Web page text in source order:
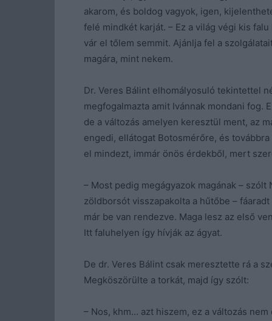
akarom, és boldog vagyok, igen,
felé mindkét karját. – Ez a világ végi kis
vár el tőlem semmit. Ajánlja fel a
magára, mint nekem.
Dr. Veres Bálint elhomályosuló tekintettel
megfogalmazta amit Ivánnak mondani fog.
de a változás amelyen keresztül ment, az
engedi, ellátogat Botosmérőre, és
el mindezt, immár önös érdekből, mert
– Most pedig megágyazok magának –
zöldborsót visszapakolta a hűtőbe –
már be van rendezve. Maga lesz az első
Itt faluhelyen így hívják az ágyat.
De dr. Veres Bálint csak meresztette rá a
Megköszörülte a torkát, majd így szólt:
– Nos, khm… azt hiszem, ez a változás